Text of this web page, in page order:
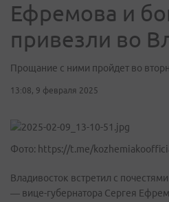
Ефремова и
привезли во
Прощание с ними пройдет во
13:08, 9 февраля 2025
Фото: https://t.me/
Владивосток встретил с
— вице-губернатора Сергея